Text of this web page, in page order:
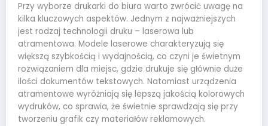
Przy wyborze drukarki do biura warto zwrócić uwagę na
kilka kluczowych aspektów. Jednym z najważniejszych
jest rodzaj technologii druku – laserowa lub
atramentowa. Modele laserowe charakteryzują się
większą szybkością i wydajnością, co czyni je świetnym
rozwiązaniem dla miejsc, gdzie drukuje się głównie duże
ilości dokumentów tekstowych. Natomiast urządzenia
atramentowe wyróżniają się lepszą jakością kolorowych
wydruków, co sprawia, że świetnie sprawdzają się przy
tworzeniu grafik czy materiałów reklamowych.